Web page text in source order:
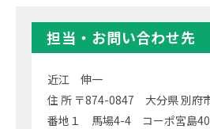
担当・お問い合わせ先
近江 伸一
住 所 〒874-0847 大分県 別府
番地１ 馬場4-4 コーポ宮島